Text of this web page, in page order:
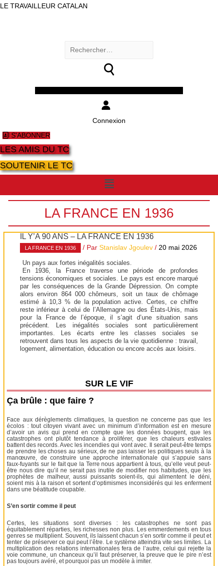
LE TRAVAILLEUR CATALAN
Rechercher :
Connexion
S'ABONNER
LES AMIS DU TC
SOUTENIR LE TC
Menu
LA FRANCE EN 1936
IL Y’A 90 ANS – LA FRANCE EN 1936
LA FRANCE EN 1936 / ParStanislav Jgoulev /20 mai 2026
Un pays aux fortes inégalités sociales.
En 1936, la France traverse une période de profondes
tensions économiques et sociales. Le pays est encore marqué
par les conséquences de la Grande Dépression. On compte
alors environ 864 000 chômeurs, soit un taux de chômage
estimé à 10,3 % de la population active. Certes, ce chiffre
reste inférieur à celui de l’Allemagne ou des États-Unis, mais
pour la France de l’époque, il s’agit d’une situation sans
précédent. Les inégalités sociales sont particulièrement
importantes. Les écarts entre les classes sociales se
retrouvent dans tous les aspects de la vie quotidienne : travail,
logement, alimentation, éducation ou encore accès aux loisirs.
SUR LE VIF
Ça brûle : que faire ?
Face aux dérèglements climatiques, la question ne concerne pas que les
écolos : tout citoyen vivant avec un minimum d’information est en mesure
d’avoir un avis qui prend en compte que les données bougent, que les
catastrophes ont plutôt tendance à proliférer, que les chaleurs estivales
battent des records. Avec les incendies qui vont avec. Il serait peut-être temps
de prendre les choses au sérieux, de ne pas laisser les politiques seuls à la
manœuvre, de construire une approche internationale qui s’appuie sans
faux-fuyants sur le fait que la Terre nous appartient à tous, qu’elle veut peut-
être nous dire qu’il ne serait pas inutile de modifier nos habitudes, que les
prophètes de malheur, aussi puissants soient-ils, qui alimentent le déni,
soient mis à la raison et sortent d’optimismes inconsidérés qui les enferment
dans une béatitude coupable.
S’en sortir comme il peut
Certes, les situations sont diverses : les catastrophes ne sont pas
équitablement réparties, les richesses non plus. Les emmerdements en tous
genres se multiplient. Souvent, ils laissent chacun s’en sortir comme il peut et
tenter de préserver ce qui peut l’être. Le système atteindra vite ses limites. La
multiplication des relations internationales fera de l’autre, celui qui rejette la
voie commune, un chanceux qu’il faut préserver, la preuve que le pire n’est
pas toujours avéré, et pourquoi pas un modèle à imiter.